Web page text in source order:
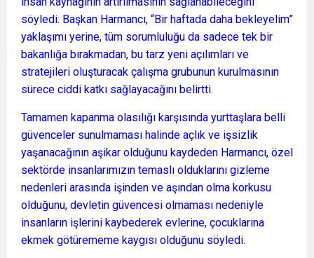
söyledi. Başkan Harmancı, “Bir haftada daha bekleyelim”
yaklaşımı yerine, tüm sorumluluğu da sadece tek bir
bakanlığa bırakmadan, bu tarz yeni açılımları ve
stratejileri oluşturacak çalışma grubunun kurulmasının
sürece ciddi katkı sağlayacağını belirtti.
Tamamen kapanma olasılığı karşısında yurttaşlara belli
güvenceler sunulmaması halinde açlık ve işsizlik
yaşanacağının aşikar olduğunu kaydeden Harmancı, özel
sektörde insanlarımızın temaslı olduklarını gizleme
nedenleri arasında işinden ve aşından olma korkusu
olduğunu, devletin güvencesi olmaması nedeniyle
insanların işlerini kaybederek evlerine, çocuklarına
ekmek götürememe kaygısı olduğunu söyledi.